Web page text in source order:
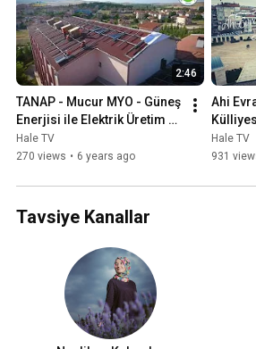
2:46
TANAP - Mucur MYO - Güneş
Enerjisi ile Elektrik Üretim
Projesi
Hale TV
270 views • 6 years ago
Ahi
Kırşehir
Hale TV
931
Tavsiye Kanallar